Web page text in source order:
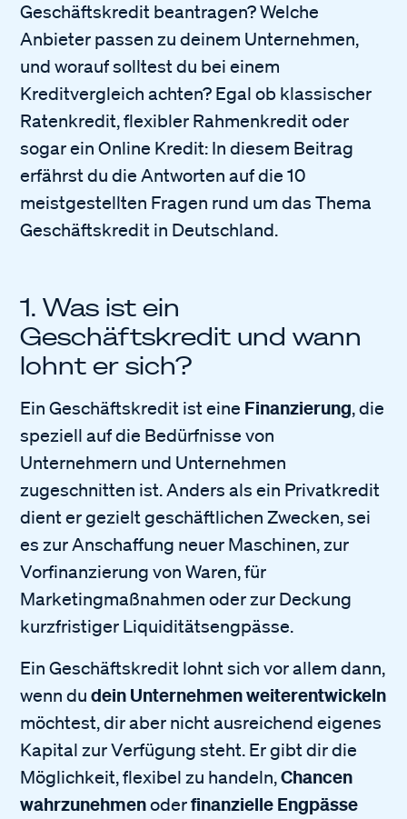
Geschäftskredit beantragen? Welche
Anbieter passen zu deinem Unternehmen,
und worauf solltest du bei einem
Kreditvergleich achten? Egal ob klassischer
Ratenkredit, flexibler Rahmenkredit oder
sogar ein Online Kredit: In diesem Beitrag
erfährst du die Antworten auf die 10
meistgestellten Fragen rund um das Thema
Geschäftskredit in Deutschland.
1. Was ist ein
Geschäftskredit und wann
lohnt er sich?
Ein Geschäftskredit ist eine Finanzierung, die
speziell auf die Bedürfnisse von
Unternehmern und Unternehmen
zugeschnitten ist. Anders als ein Privatkredit
dient er gezielt geschäftlichen Zwecken, sei
es zur Anschaffung neuer Maschinen, zur
Vorfinanzierung von Waren, für
Marketingmaßnahmen oder zur Deckung
kurzfristiger Liquiditätsengpässe.
Ein Geschäftskredit lohnt sich vor allem dann,
wenn dudein Unternehmen weiterentwickeln
möchtest, dir aber nicht ausreichend eigenes
Kapital zur Verfügung steht. Er gibt dir die
Möglichkeit, flexibel zu handeln,Chancen
wahrzunehmenoderfinanzielle Engpässe